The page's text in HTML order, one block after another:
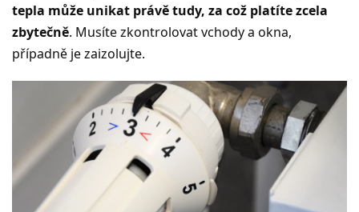
tepla může unikat právě tudy, za což platíte zcela
zbytečně. Musíte zkontrolovat vchody a okna,
případně je zaizolujte.